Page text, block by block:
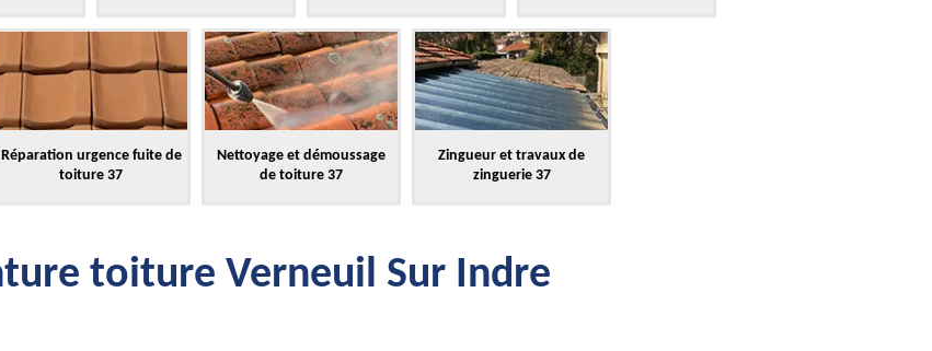
Réparation urgence fuite de
toiture 37
Nettoyage et démoussage
de toiture 37
Zingueur et travaux de
zinguerie 37
toiture Verneuil Sur Indre